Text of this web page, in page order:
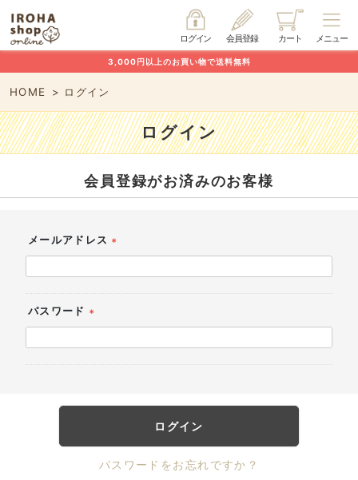
メニュー
カート
会員登録
ログイン
3,000円以上のお買い物で送料無料
HOME ログイン
ログイン
会員登録がお済みのお客様
メールアドレス
(必
須)
パスワード
(必
須)
ログイン
パスワードをお忘れですか？